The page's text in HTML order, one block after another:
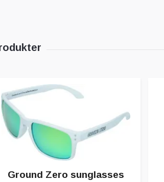
Ground Zero sunglasses